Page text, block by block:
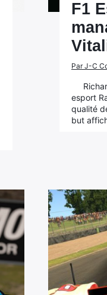
F1
Par J-C
esport
qualité
but